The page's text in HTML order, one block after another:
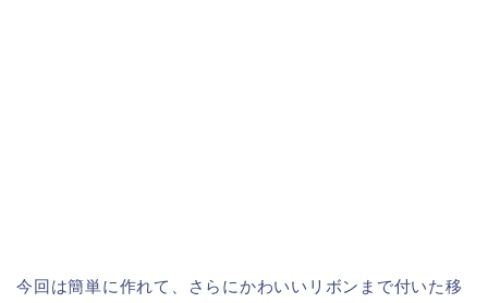
今回は簡単に作れて、さらにかわいいリボンまで付いた移